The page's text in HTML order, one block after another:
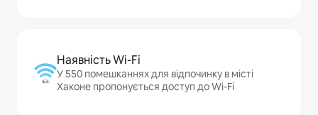
Наявність Wi-Fi
У 550 помешканнях для відпочинку в місті
Хаконе пропонується доступ до Wi-Fi